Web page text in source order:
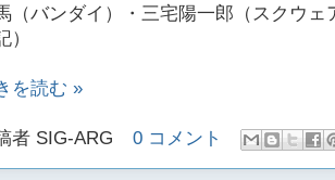
（バンダイ）・三宅陽一郎（スクウ
）
を読む »
者 SIG-ARG 0 コメント